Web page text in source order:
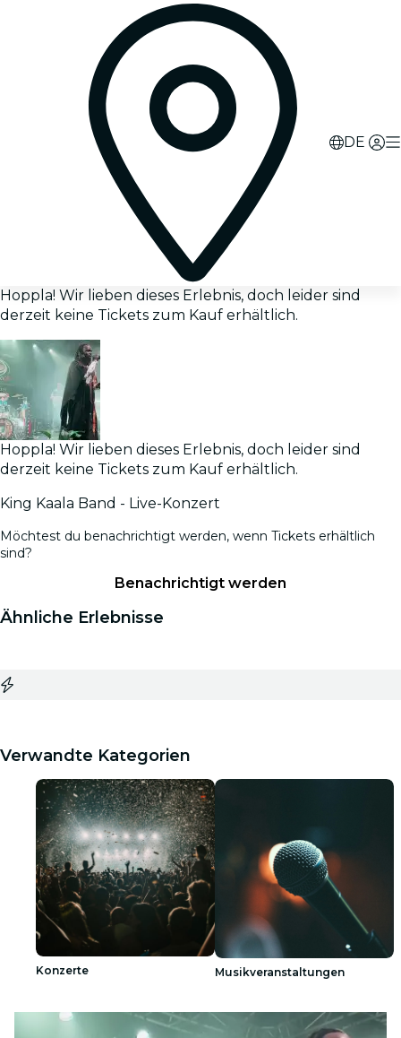
DE
Hoppla! Wir lieben dieses Erlebnis, doch leider sind
derzeit keine Tickets zum Kauf erhältlich.
Hoppla! Wir lieben dieses Erlebnis, doch leider sind
derzeit keine Tickets zum Kauf erhältlich.
King Kaala Band - Live-Konzert
Möchtest du benachrichtigt werden, wenn Tickets erhältlich
sind?
Benachrichtigt werden
Ähnliche Erlebnisse
Verwandte Kategorien
Konzerte Musikveranstaltungen